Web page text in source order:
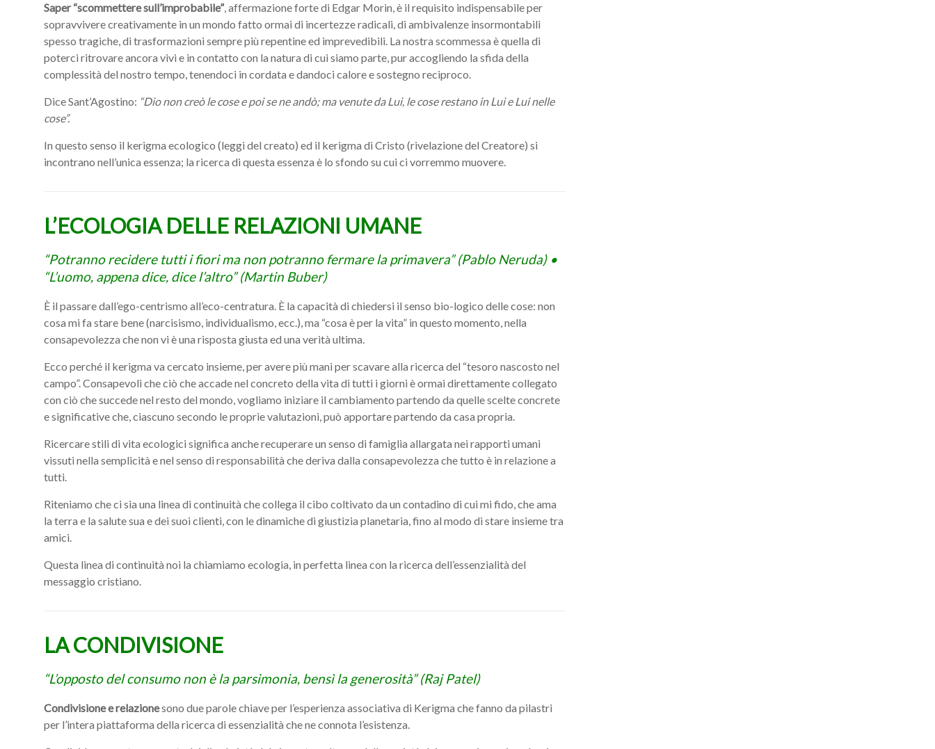
Saper “scommettere sull’improbabile”, affermazione forte di Edgar Morin, è il requisito indispensabile per
sopravvivere creativamente in un mondo fatto ormai di incertezze radicali, di ambivalenze insormontabili
spesso tragiche, di trasformazioni sempre più repentine ed imprevedibili. La nostra scommessa è quella di
poterci ritrovare ancora vivi e in contatto con la natura di cui siamo parte, pur accogliendo la sfida della
complessità del nostro tempo, tenendoci in cordata e dandoci calore e sostegno reciproco.
Dice Sant’Agostino: “Dio non creò le cose e poi se ne andò; ma venute da Lui, le cose restano in Lui e Lui nelle
cose”.
In questo senso il kerigma ecologico (leggi del creato) ed il kerigma di Cristo (rivelazione del Creatore) si
incontrano nell’unica essenza; la ricerca di questa essenza è lo sfondo su cui ci vorremmo muovere.
L’ECOLOGIA DELLE RELAZIONI UMANE
“Potranno recidere tutti i fiori ma non potranno fermare la primavera” (Pablo Neruda) •
“L’uomo, appena dice, dice l’altro” (Martin Buber)
È il passare dall’ego-centrismo all’eco-centratura. È la capacità di chiedersi il senso bio-logico delle cose: non
cosa mi fa stare bene (narcisismo, individualismo, ecc.), ma “cosa è per la vita” in questo momento, nella
consapevolezza che non vi è una risposta giusta ed una verità ultima.
Ecco perché il kerigma va cercato insieme, per avere più mani per scavare alla ricerca del “tesoro nascosto nel
campo”. Consapevoli che ciò che accade nel concreto della vita di tutti i giorni è ormai direttamente collegato
con ciò che succede nel resto del mondo, vogliamo iniziare il cambiamento partendo da quelle scelte concrete
e significative che, ciascuno secondo le proprie valutazioni, può apportare partendo da casa propria.
Ricercare stili di vita ecologici significa anche recuperare un senso di famiglia allargata nei rapporti umani
vissuti nella semplicità e nel senso di responsabilità che deriva dalla consapevolezza che tutto è in relazione a
tutti.
Riteniamo che ci sia una linea di continuità che collega il cibo coltivato da un contadino di cui mi fido, che ama
la terra e la salute sua e dei suoi clienti, con le dinamiche di giustizia planetaria, fino al modo di stare insieme tra
amici.
Questa linea di continuità noi la chiamiamo ecologia, in perfetta linea con la ricerca dell’essenzialità del
messaggio cristiano.
LA CONDIVISIONE
“L’opposto del consumo non è la parsimonia, bensì la generosità” (Raj Patel)
Condivisione e relazionesono due parole chiave per l’esperienza associativa di Kerigma che fanno da pilastri
per l’intera piattaforma della ricerca di essenzialità che ne connota l’esistenza.